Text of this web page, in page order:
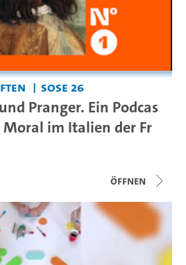
SoSe 26
Pranger. Ein Podcas
im Italien der Fr
Öffnen